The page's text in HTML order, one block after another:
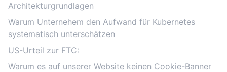
Architekturgrundlagen
Warum Unternehem den Aufwand für Kubernetes
systematisch unterschätzen
US-Urteil zur FTC:
Warum es auf unserer Website keinen Cookie-Banner